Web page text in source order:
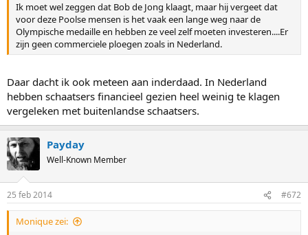
Ik moet wel zeggen dat Bob de Jong klaagt, maar hij vergeet dat
voor deze Poolse mensen is het vaak een lange weg naar de
Olympische medaille en hebben ze veel zelf moeten investeren....Er
zijn geen commerciele ploegen zoals in Nederland.
Daar dacht ik ook meteen aan inderdaad. In Nederland
hebben schaatsers financieel gezien heel weinig te klagen
vergeleken met buitenlandse schaatsers.
Payday
Well-Known Member
25 feb 2014 #672
Monique zei: